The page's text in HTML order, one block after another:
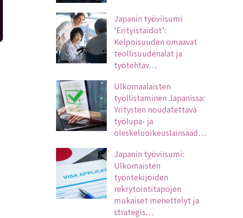
Japanin työviisumi
‘Erityistaidot’:
Kelpoisuuden omaavat
teollisuudenalat ja
työtehtäv…
Ulkomaalaisten
työllistäminen Japanissa:
Yritysten noudatettava
työlupa- ja
oleskeluoikeuslainsääd…
Japanin työviisumi:
Ulkomaisten
työntekijöiden
rekrytointitapojen
mukaiset menettelyt ja
strategis…